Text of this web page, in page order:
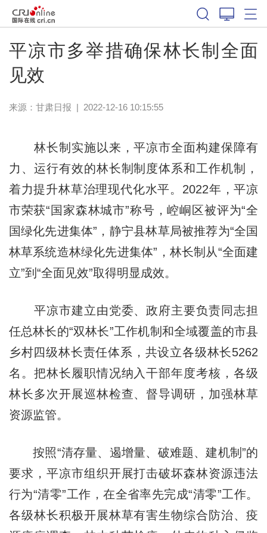
平凉市多举措确保林长制全面
见效
来源： 甘肃日报 | 2022-12-16 10:15:55
林长制实施以来，平凉市全面构建保障有
力、运行有效的林长制制度体系和工作机制，
着力提升林草治理现代化水平。2022年，平凉
市荣获“国家森林城市”称号，崆峒区被评为“全
国绿化先进集体”，静宁县林草局被推荐为“全国
林草系统造林绿化先进集体”，林长制从“全面建
立”到“全面见效”取得明显成效。
平凉市建立由党委、政府主要负责同志担
任总林长的“双林长”工作机制和全域覆盖的市县
乡村四级林长责任体系，共设立各级林长5262
名。把林长履职情况纳入干部年度考核，各级
林长多次开展巡林检查、督导调研，加强林草
资源监管。
按照“清存量、遏增量、破难题、建机制”的
要求，平凉市组织开展打击破坏森林资源违法
行为“清零”工作，在全省率先完成“清零”工作。
各级林长积极开展林草有害生物综合防治、疫